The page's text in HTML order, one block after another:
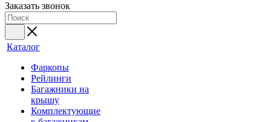
Заказать звонок
Каталог
Фаркопы
Рейлинги
Багажники на
крышу
Комплектующие